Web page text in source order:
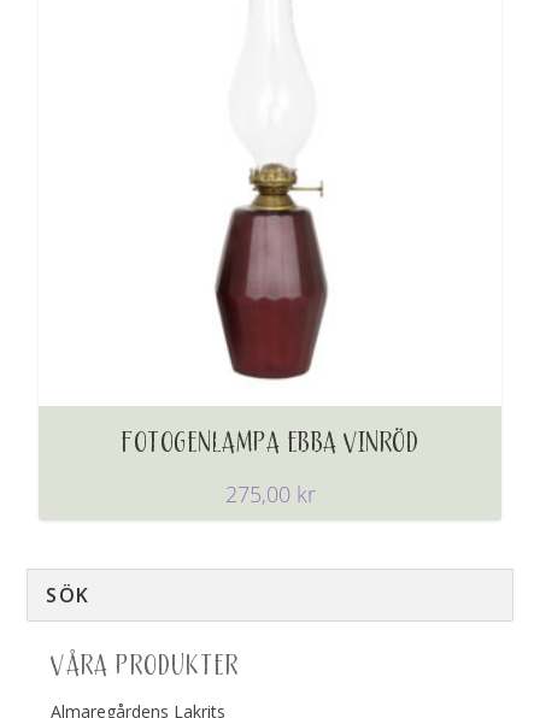
FOTOGENLAMPA EBBA VINRÖD
275,00 kr
VÅRA PRODUKTER
Almaregårdens Lakrits